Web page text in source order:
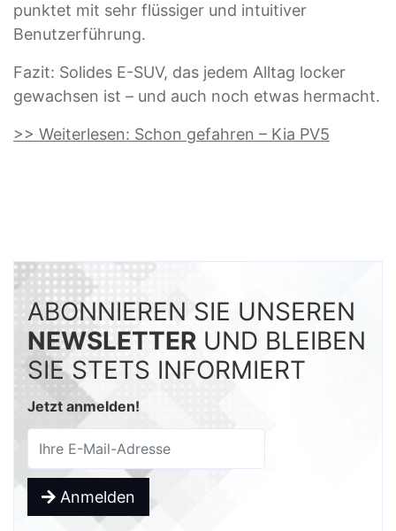
punktet mit sehr flüssiger und intuitiver
Benutzerführung.
Fazit: Solides E-SUV, das jedem Alltag locker
gewachsen ist – und auch noch etwas hermacht.
>> Weiterlesen: Schon gefahren – Kia PV5
ABONNIEREN SIE UNSEREN
NEWSLETTER UND BLEIBEN
SIE STETS INFORMIERT
Jetzt anmelden!
Anmelden